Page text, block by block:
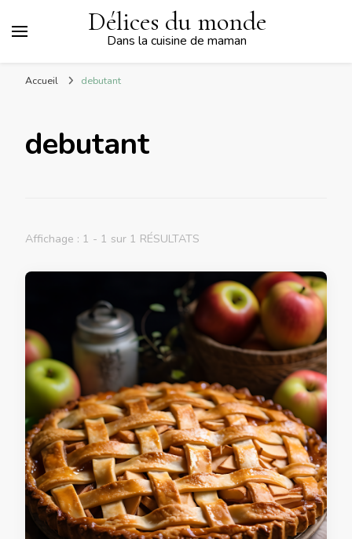
Délices du monde
Dans la cuisine de maman
Accueil debutant
debutant
Affichage : 1 - 1 sur 1 RÉSULTATS